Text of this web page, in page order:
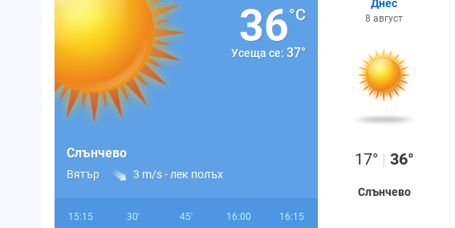
36°C
Усеща се: 37°
Слънчево
Вятър 3 m/s - лек полъх
15:15 30' 45' 16:00 16:15
Днес
8 август
17° | 36°
Слънчево